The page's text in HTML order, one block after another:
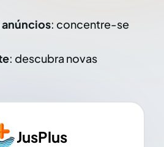
anúncios: concentre-se
: descubra novas
JusPlus